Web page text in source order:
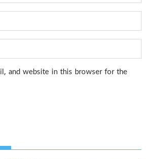
and website in this browser for the